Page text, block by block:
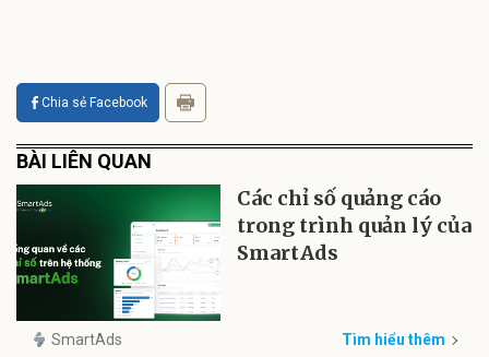
Chia sẻ Facebook
BÀI LIÊN QUAN
Các chỉ số quảng cáo
trong trình quản lý của
SmartAds
SmartAds Tìm hiểu thêm